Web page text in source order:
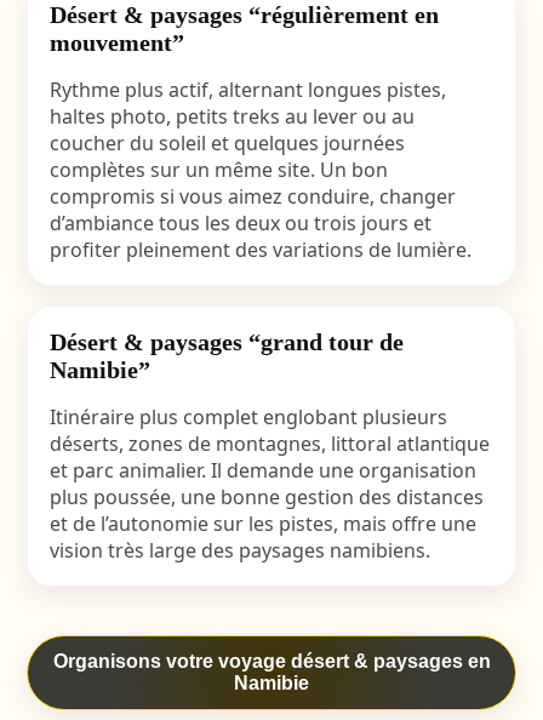
Désert & paysages “régulièrement en
mouvement”
Rythme plus actif, alternant longues pistes,
haltes photo, petits treks au lever ou au
coucher du soleil et quelques journées
complètes sur un même site. Un bon
compromis si vous aimez conduire, changer
d’ambiance tous les deux ou trois jours et
profiter pleinement des variations de lumière.
Désert & paysages “grand tour de
Namibie”
Itinéraire plus complet englobant plusieurs
déserts, zones de montagnes, littoral atlantique
et parc animalier. Il demande une organisation
plus poussée, une bonne gestion des distances
et de l’autonomie sur les pistes, mais offre une
vision très large des paysages namibiens.
Organisons votre voyage désert & paysages en
Namibie